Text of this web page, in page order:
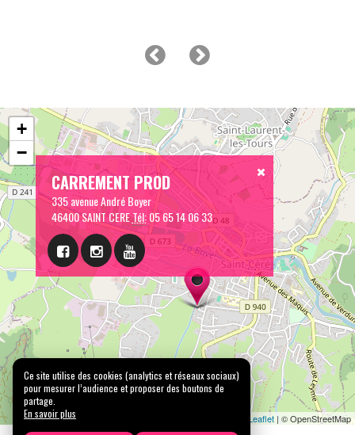
CARREMENT PROD
335 avenue André Boyer
46400 SAINT CERETél:05 65 14 06 33
+
−
Leaflet | © OpenStreetMap
Ce site utilise des cookies (analytics et réseaux sociaux)
pour mesurer l’audience et proposer des boutons de
partage.
En savoir plus